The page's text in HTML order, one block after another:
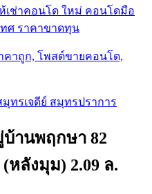
เช่าคอนโด ใหม่ คอนโดมือ
ทศ ราคาขาดทุน
คาถูก, โพสต์ขายคอนโด,
ทรเจดีย์ สมุทรปราการ
านพฤกษา 82
หลังมุม) 2.09 ล.